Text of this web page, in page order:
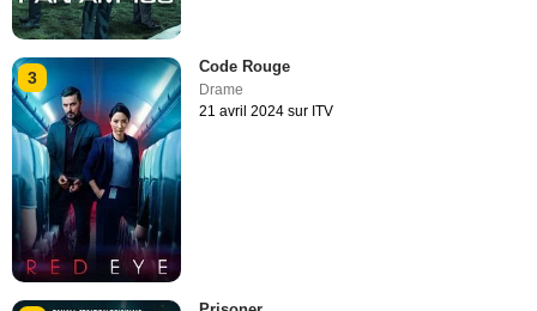
3
Code Rouge
Drame
21 avril 2024 sur ITV